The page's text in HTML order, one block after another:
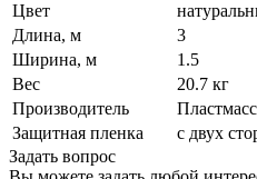
Цвет
Длина, м
3
Ширина, м
1.5
Вес
20.7 кг
Производитель
Защитная пленка
с двух
Задать вопрос